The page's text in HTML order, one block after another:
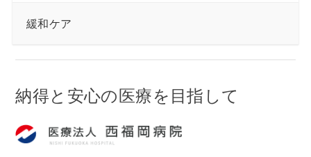
緩和ケア
納得と安心の医療を目指して